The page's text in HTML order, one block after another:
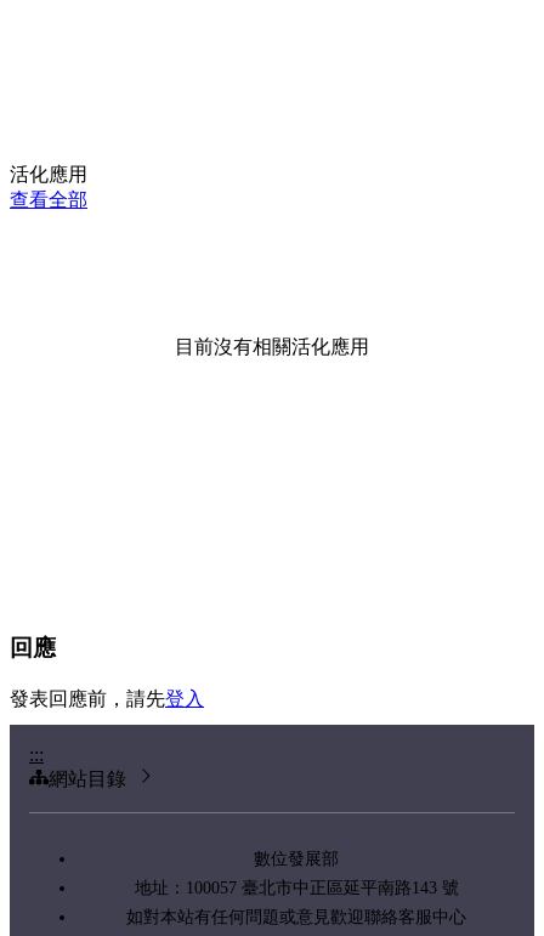
活化應用
查看全部
目前沒有相關活化應用
回應
發表回應前，請先登入
:::
網站目錄
數位發展部
地址：100057 臺北市中正區延平南路143 號
如對本站有任何問題或意見歡迎聯絡客服中心